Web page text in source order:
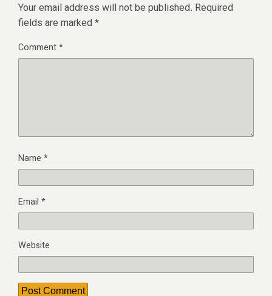
Your email address will not be published. Required
fields are marked *
Comment*
Name *
Email *
Website